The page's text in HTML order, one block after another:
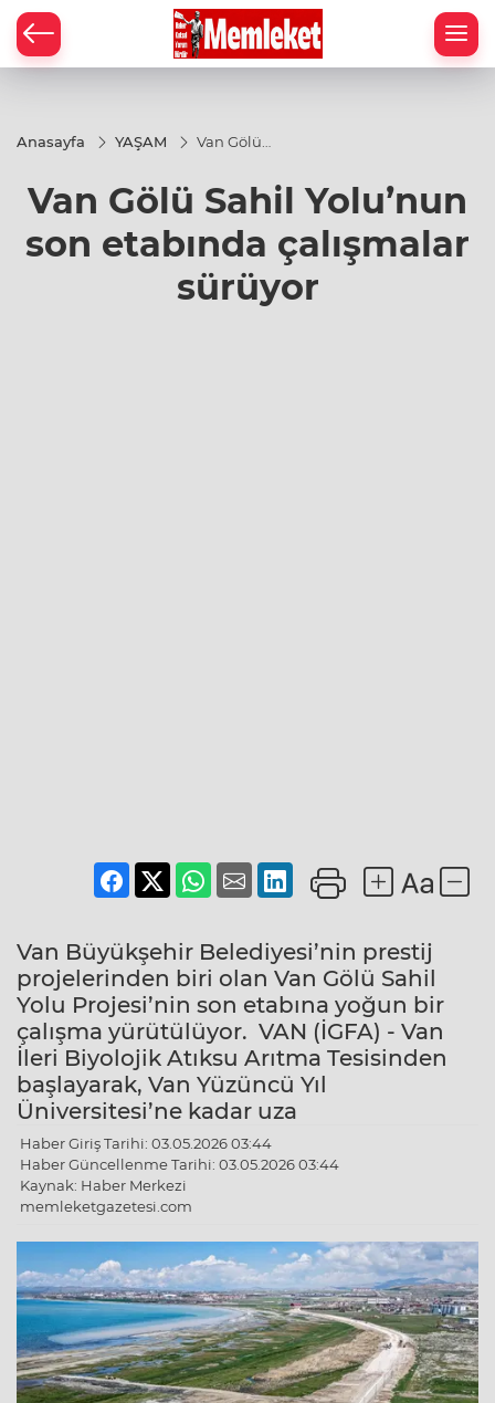
Anasayfa YAŞAM
Van Gölü
son
etabında
çalışmalar
sürüyor
Van Gölü Sahil Yolu’nun
son etabında çalışmalar
sürüyor
Van Büyükşehir Belediyesi’nin prestij
projelerinden biri olan Van Gölü Sahil
Yolu Projesi’nin son etabına yoğun bir
çalışma yürütülüyor. VAN (İGFA) - Van
İleri Biyolojik Atıksu Arıtma Tesisinden
başlayarak, Van Yüzüncü Yıl
Üniversitesi’ne kadar uza
Haber Giriş Tarihi: 03.05.2026 03:44
Haber Güncellenme Tarihi: 03.05.2026 03:44
Kaynak: Haber Merkezi
memleketgazetesi.com